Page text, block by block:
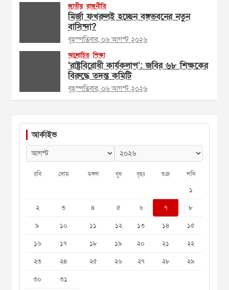
জাতীয় রাজনীতি
মির্জা ফখরুলই হচ্ছেন বঙ্গভবনের নতুন
বাসিন্দা?
বৃহস্পতিবার, ০৬ আগস্ট ২০২৬
আলোচিত শিক্ষা
‘রাষ্ট্রবিরোধী কার্যকলাপ’: জবির ৬৮ শিক্ষকের
বিরুদ্ধে তদন্ত কমিটি
বৃহস্পতিবার, ০৬ আগস্ট ২০২৬
আর্কাইভ
রবি সোম মঙ্গল বুধ বৃহঃ শুক্র শনি
১
২
৩ ৪ ৫ ৬ ৭
৮
৯
১০ ১১ ১২ ১৩ ১৪
১৫
১৬
১৭ ১৮ ১৯ ২০ ২১
২২
২৩
২৪ ২৫ ২৬ ২৭ ২৮
২৯
৩০
৩১